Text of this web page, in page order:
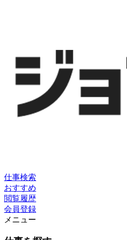
仕事検索
おすすめ
閲覧履歴
会員登録
メニュー